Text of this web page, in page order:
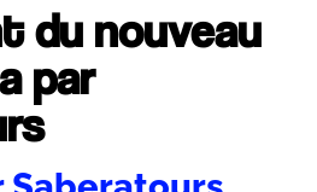
du nouveau
par